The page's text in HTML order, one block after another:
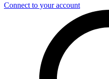
Connect to your account